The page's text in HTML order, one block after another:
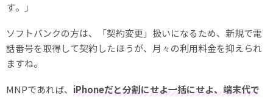
す。」
ソフトバンクの方は、「契約変更」扱いになるため、新規で電
話番号を取得して契約したほうが、月々の利用料金を抑えられ
ますね。
MNPであれば、 iPhoneだと分割にせよ一括にせよ、端末代で